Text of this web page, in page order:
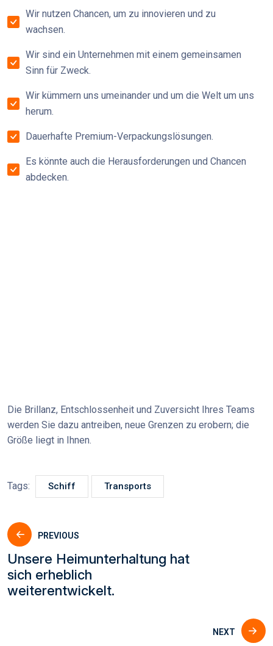
Wir nutzen Chancen, um zu innovieren und zu
wachsen.
Wir sind ein Unternehmen mit einem gemeinsamen
Sinn für Zweck.
Wir kümmern uns umeinander und um die Welt um uns
herum.
Dauerhafte Premium-Verpackungslösungen.
Es könnte auch die Herausforderungen und Chancen
abdecken.
Die Brillanz, Entschlossenheit und Zuversicht Ihres Teams
werden Sie dazu antreiben, neue Grenzen zu erobern; die
Größe liegt in Ihnen.
Tags: Schiff Transports
PREVIOUS
Unsere Heimunterhaltung hat
sich erheblich
weiterentwickelt.
NEXT